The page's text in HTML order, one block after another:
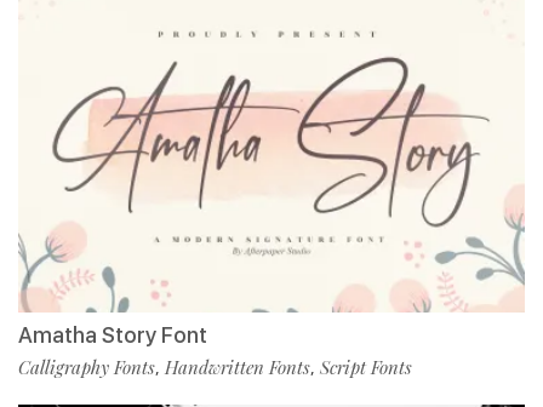
Amatha Story Font
Calligraphy Fonts, Handwritten Fonts, Script Fonts